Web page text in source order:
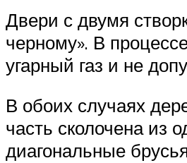
Двери с двумя
черному». В
угарный газ и не
В обоих случаях
часть сколочена из
диагональные